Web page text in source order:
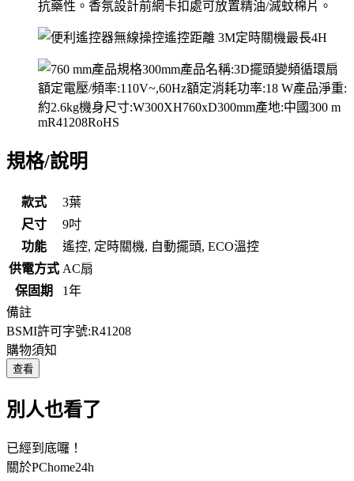
規格/說明
款式
3葉
尺寸
9吋
功能
遙控, 定時關機, 自動擺頭, ECO溫控
供電方式 AC扇
保固期
1年
備註
BSMI許可字號:R41208
購物須知
查看
別人也看了
已經到底囉！
關於PChome24h